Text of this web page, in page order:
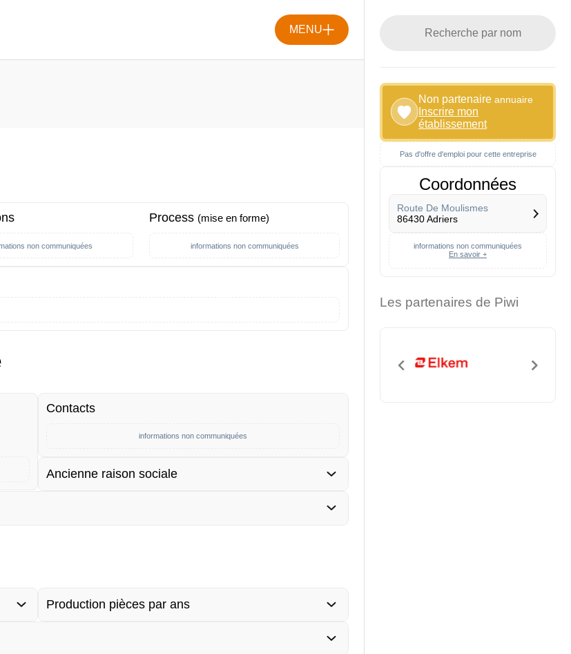
MENU
non communiquées
Process (mise en forme)
informations non communiquées
Contacts
informations non communiquées
Ancienne raison sociale
Production pièces par ans
Non partenaireannuaire
Inscrire mon
établissement
Pas d'offre d'emploi pour cette entreprise
Coordonnées
Route De Moulismes
86430 Adriers
informations non communiquées
En savoir +
Les partenaires de Piwi